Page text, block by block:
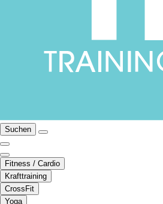
Suchen
Fitness / Cardio
Krafttraining
CrossFit
Yoga